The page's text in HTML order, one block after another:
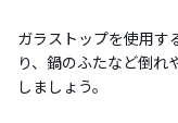
ガラストップを使用す
り、鍋のふたなど倒れ
しましょう。